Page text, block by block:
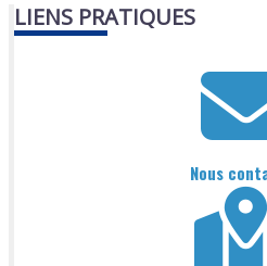
LIENS PRATIQUES
Nous